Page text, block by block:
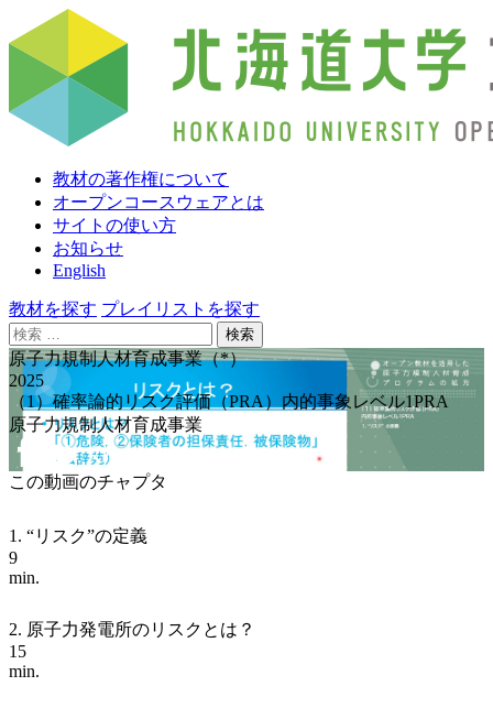
教材の著作権について
オープンコースウェアとは
サイトの使い方
お知らせ
English
教材を探す プレイリストを探す
検
索:
原子力規制人材育成事業（*）
2025
（1）確率論的リスク評価（PRA）内的事象レベル1PRA
原子力規制人材育成事業
この動画のチャプタ
1. “リスク”の定義
9
min.
2. 原子力発電所のリスクとは？
15
min.